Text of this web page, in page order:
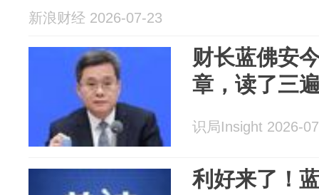
新浪财经 2026-07-23
财长蓝佛安
章，读了三
识局Insight 2026-
利好来了！